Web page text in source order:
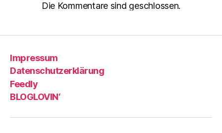
Die Kommentare sind geschlossen.
Impressum
Datenschutzerklärung
Feedly
BLOGLOVIN‘